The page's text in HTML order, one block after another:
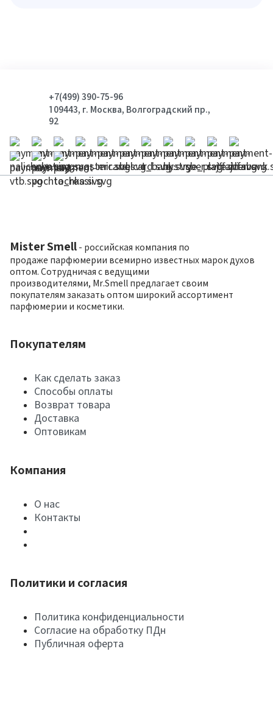
+7(499) 390-75-96
109443, г. Москва, Волгоградский пр.,
92
Mister Smell - российская компания по
продаже парфюмерии всемирно известных марок духов
оптом. Сотрудничая с ведущими
производителями, Mr.Smell предлагает своим
покупателям заказать оптом широкий ассортимент
парфюмерии и косметики.
Покупателям
Как сделать заказ
Способы оплаты
Возврат товара
Доставка
Оптовикам
Компания
О нас
Контакты
Политики и согласия
Политика конфиденциальности
Согласие на обработку ПДн
Публичная оферта